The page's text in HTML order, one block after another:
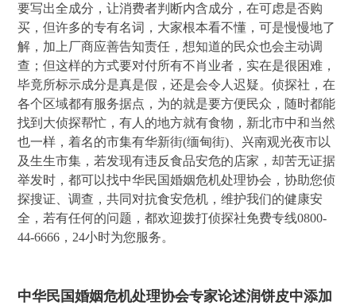
要写出全成分，让消费者判断内含成分，在可虑是否购
买，但许多的专有名词，大家根本看不懂，可是慢慢地了
解，加上厂商应善告知责任，想知道的民众也会主动调
查；但这样的方式要对付所有不肖业者，实在是很困难，
毕竟所标示成分是真是假，还是会令人迟疑。侦探社，在
各个区域都有服务据点，为的就是要方便民众，随时都能
找到大侦探帮忙，有人的地方就有食物，新北市中和当然
也一样，着名的市集有华新街(缅甸街)、兴南观光夜市以
及生生市集，若发现有违反食品安危的店家，却苦无证据
举发时，都可以找中华民国婚姻危机处理协会，协助您侦
探搜证、调查，共同对抗食安危机，维护我们的健康安
全，若有任何的问题，都欢迎拨打侦探社免费专线0800-
44-6666，24小时为您服务。
中华民国婚姻危机处理协会专家论述润饼皮中添加